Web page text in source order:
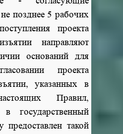
позднее 5 рабочих
проекта
направляют
оснований для
проекта
указанных в
Правил,
в государственный
предоставлен такой